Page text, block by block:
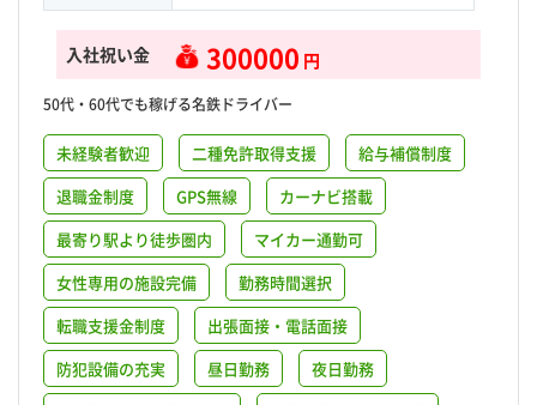
入社祝い金 300000 円
50代・60代でも稼げる名鉄ドライバー
未経験者歓迎 二種免許取得支援
給与補償制度
退職金制度
GPS無線
カーナビ搭載
最寄り駅より徒歩圏内
マイカー通勤可
女性専用の施設完備
勤務時間選択
転職支援金制度
出張面接・電話面接
防犯設備の充実
昼日勤務
夜日勤務